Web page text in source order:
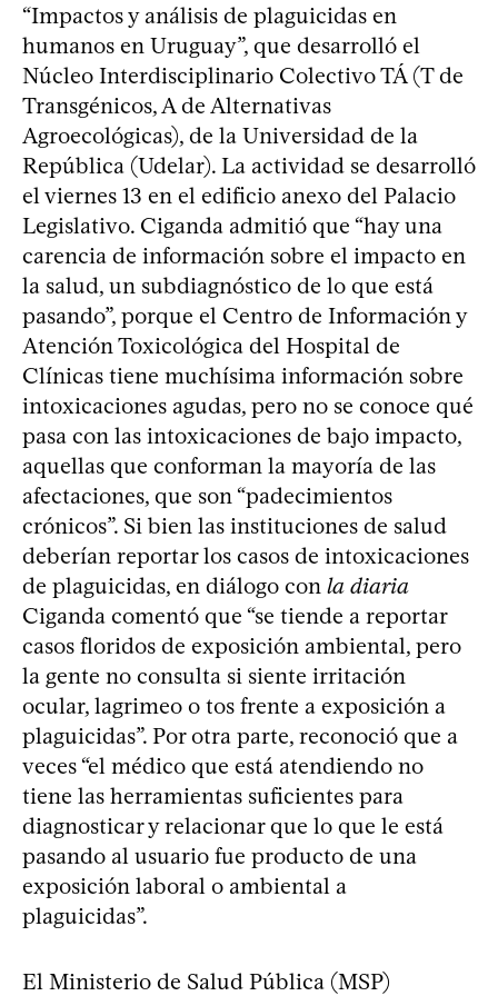
“Impactos y análisis de plaguicidas en
humanos en Uruguay”, que desarrolló el
Núcleo Interdisciplinario Colectivo TÁ (T de
Transgénicos, A de Alternativas
Agroecológicas), de la Universidad de la
República (Udelar). La actividad se desarrolló
el viernes 13 en el edificio anexo del Palacio
Legislativo. Ciganda admitió que “hay una
carencia de información sobre el impacto en
la salud, un subdiagnóstico de lo que está
pasando”, porque el Centro de Información y
Atención Toxicológica del Hospital de
Clínicas tiene muchísima información sobre
intoxicaciones agudas, pero no se conoce qué
pasa con las intoxicaciones de bajo impacto,
aquellas que conforman la mayoría de las
afectaciones, que son “padecimientos
crónicos”. Si bien las instituciones de salud
deberían reportar los casos de intoxicaciones
de plaguicidas, en diálogo con la diaria
Ciganda comentó que “se tiende a reportar
casos floridos de exposición ambiental, pero
la gente no consulta si siente irritación
ocular, lagrimeo o tos frente a exposición a
plaguicidas”. Por otra parte, reconoció que a
veces “el médico que está atendiendo no
tiene las herramientas suficientes para
diagnosticar y relacionar que lo que le está
pasando al usuario fue producto de una
exposición laboral o ambiental a
plaguicidas”.
El Ministerio de Salud Pública (MSP)